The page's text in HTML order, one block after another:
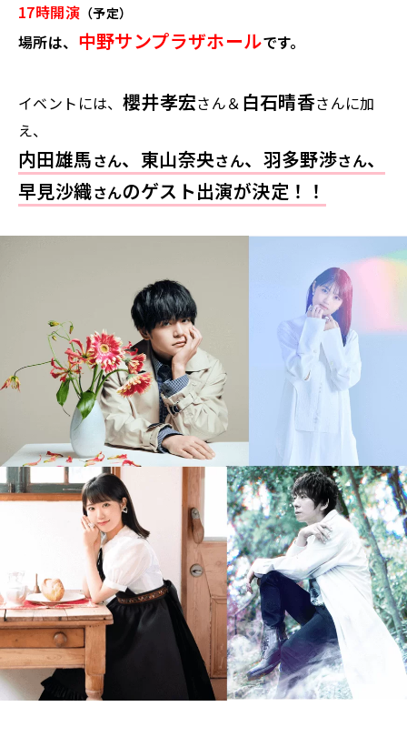
17時開演 （予定）
場所は、 中野サンプラザホールです。
イベントには、 櫻井孝宏さん＆ 白石晴香さんに加
え、
内田雄馬さん、東山奈央さん、羽多野渉さん、
早見沙織さんのゲスト出演が決定！！